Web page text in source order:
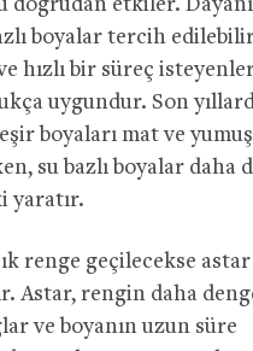
doğrudan etkiler.
boyalar tercih
hızlı bir süreç
uygundur. Son
boyaları mat ve
su bazlı boyalar daha
yaratır.
renge geçilecekse astar
Astar, rengin daha
ve boyanın uzun süre